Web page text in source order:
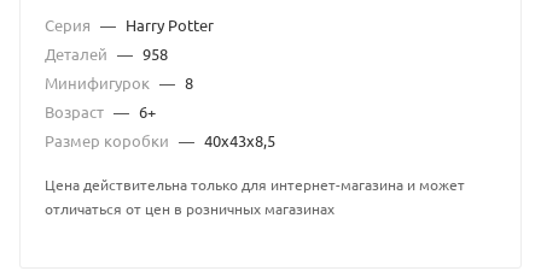
Серия — Harry Potter
Деталей — 958
Минифигурок — 8
Возраст — 6+
Размер коробки — 40х43х8,5
Цена действительна только для интернет-магазина и может
отличаться от цен в розничных магазинах